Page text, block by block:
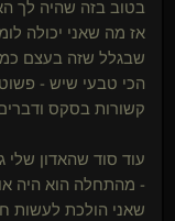
בטוב בזה שהיה לך
אז מה שאני יכולה
שבגלל שזה בעצם
הכי טבעי שיש -
קשורות בסקס
עוד סוד שהאדון שלי
- מהתחלה הוא היה
שאני הולכת לעשות